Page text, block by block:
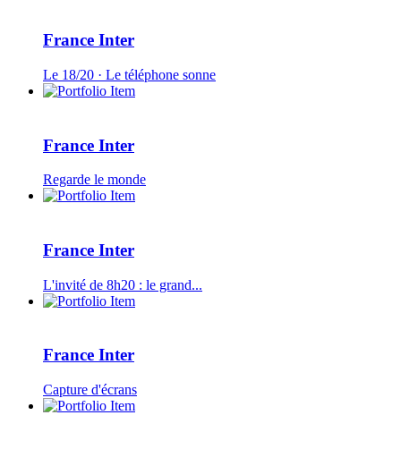
France Inter
Le 18/20 · Le téléphone sonne
France Inter
Regarde le monde
France Inter
L'invité de 8h20 : le grand...
France Inter
Capture d'écrans